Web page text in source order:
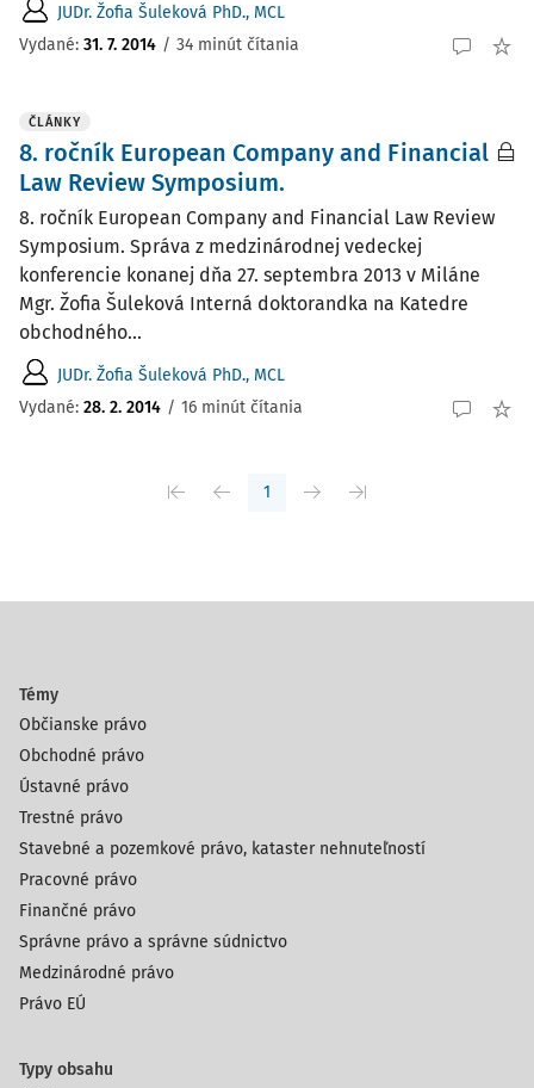
JUDr. Žofia Šuleková PhD., MCL
Vydané: 31. 7. 2014 / 34 minút čítania
ČLÁNKY
8. ročník European Company and Financial
Law Review Symposium.
8. ročník European Company and Financial Law Review
Symposium. Správa z medzinárodnej vedeckej
konferencie konanej dňa 27. septembra 2013 v Miláne
Mgr. Žofia Šuleková Interná doktorandka na Katedre
obchodného...
JUDr. Žofia Šuleková PhD., MCL
Vydané: 28. 2. 2014 / 16 minút čítania
1
Témy
Občianske právo
Obchodné právo
Ústavné právo
Trestné právo
Stavebné a pozemkové právo, kataster nehnuteľností
Pracovné právo
Finančné právo
Správne právo a správne súdnictvo
Medzinárodné právo
Právo EÚ
Typy obsahu